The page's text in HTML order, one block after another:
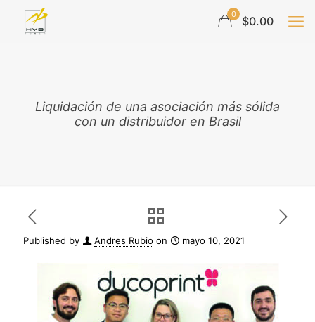
0 $0.00
Liquidación de una asociación más sólida
con un distribuidor en Brasil
Published by Andres Rubio on mayo 10, 2021